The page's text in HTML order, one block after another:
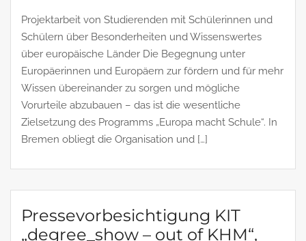
Projektarbeit von Studierenden mit Schülerinnen und
Schülern über Besonderheiten und Wissenswertes
über europäische Länder Die Begegnung unter
Europäerinnen und Europäern zur fördern und für mehr
Wissen übereinander zu sorgen und mögliche
Vorurteile abzubauen – das ist die wesentliche
Zielsetzung des Programms „Europa macht Schule“. In
Bremen obliegt die Organisation und […]
Pressevorbesichtigung KIT
„degree_show – out of KHM“,